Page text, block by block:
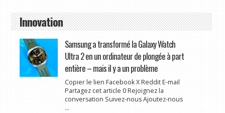
Innovation
Samsung a transformé la Galaxy Watch
Ultra 2 en un ordinateur de plongée à part
entière – mais il y a un problème
Copier le lien Facebook X Reddit E-mail
Partagez cet article 0 Rejoignez la
conversation Suivez-nous Ajoutez-nous
...